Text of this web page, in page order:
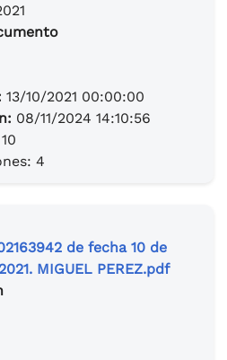
13/10/2021 00:00:00
08/11/2024 14:10:56
4
de fecha 10 de
MIGUEL PEREZ.pdf